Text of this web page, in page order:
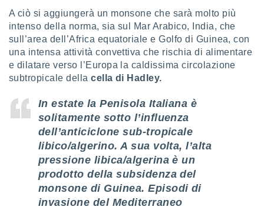
A ciò si aggiungerà un monsone che sarà molto più
intenso della norma, sia sul Mar Arabico, India, che
sull’area dell’Africa equatoriale e Golfo di Guinea, con
una intensa attività convettiva che rischia di alimentare
e dilatare verso l’Europa la caldissima circolazione
subtropicale dellacella di Hadley.
In estate la Penisola Italiana è
solitamente sotto l’influenza
dell’anticiclone sub-tropicale
libico/algerino. A sua volta, l’alta
pressione libica/algerina è un
prodotto dellasubsidenza del
monsone di Guinea. Episodi di
invasione del Mediterraneo